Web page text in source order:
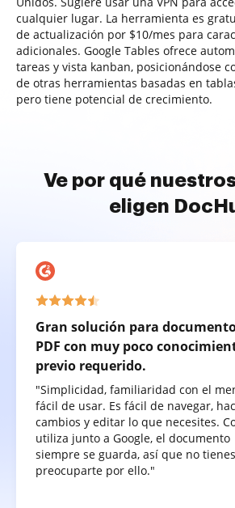
cualquier lugar. La herramienta es
de actualización por $10/mes para
adicionales. Google Tables ofrece
tareas y vista kanban, posicionándose
de otras herramientas basadas en
pero tiene potencial de crecimiento.
Ve por qué
eligen
Gran solución para
PDF con muy poco
previo requerido.
"Simplicidad, familiaridad con el
fácil de usar. Es fácil de navegar,
cambios y editar lo que necesites.
utiliza junto a Google, el documento
siempre se guarda, así que no
preocuparte por ello."